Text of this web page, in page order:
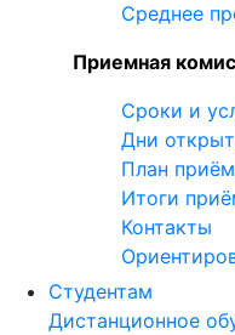
Среднее
Приемная
Сроки и
Дни
План
Итоги
Контакты
Студентам
Дистанционное